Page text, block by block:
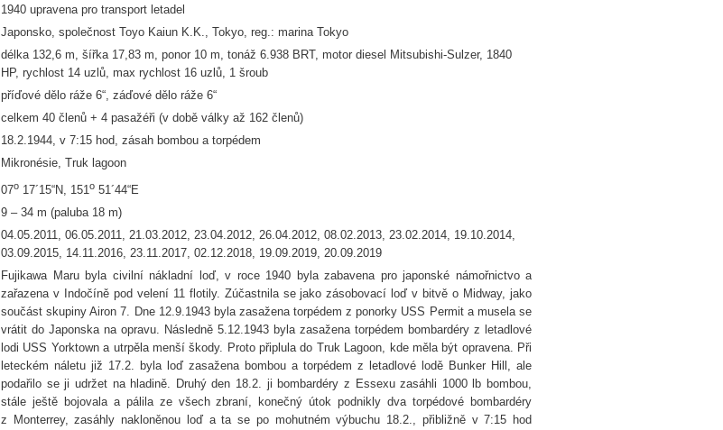
1940 upravena pro transport letadel
Japonsko, společnost Toyo Kaiun K.K., Tokyo, reg.: marina Tokyo
délka 132,6 m, šířka 17,83 m, ponor 10 m, tonáž 6.938 BRT, motor diesel Mitsubishi-Sulzer, 1840
HP, rychlost 14 uzlů, max rychlost 16 uzlů, 1 šroub
příďové dělo ráže 6“, záďové dělo ráže 6“
celkem 40 členů + 4 pasažéři (v době války až 162 členů)
18.2.1944, v 7:15 hod, zásah bombou a torpédem
Mikronésie, Truk lagoon
07o 17´15“N, 151o 51´44“E
9 – 34 m (paluba 18 m)
04.05.2011, 06.05.2011, 21.03.2012, 23.04.2012, 26.04.2012, 08.02.2013, 23.02.2014, 19.10.2014,
03.09.2015, 14.11.2016, 23.11.2017, 02.12.2018, 19.09.2019, 20.09.2019
Fujikawa Maru byla civilní nákladní loď, v roce 1940 byla zabavena pro japonské námořnictvo a
zařazena v Indočíně pod velení 11 flotily. Zúčastnila se jako zásobovací loď v bitvě o Midway, jako
součást skupiny Airon 7. Dne 12.9.1943 byla zasažena torpédem z ponorky USS Permit a musela se
vrátit do Japonska na opravu. Následně 5.12.1943 byla zasažena torpédem bombardéry z letadlové
lodi USS Yorktown a utrpěla menší škody. Proto připlula do Truk Lagoon, kde měla být opravena. Při
leteckém náletu již 17.2. byla loď zasažena bombou a torpédem z letadlové lodě Bunker Hill, ale
podařilo se ji udržet na hladině. Druhý den 18.2. ji bombardéry z Essexu zasáhli 1000 lb bombou,
stále ještě bojovala a pálila ze všech zbraní, konečný útok podnikly dva torpédové bombardéry
z Monterrey, zasáhly nakloněnou loď a ta se po mohutném výbuchu 18.2., přibližně v 7:15 hod